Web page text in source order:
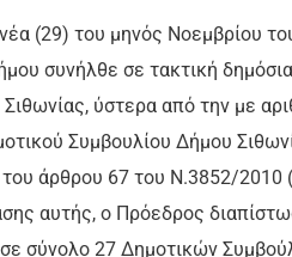
(29) του μηνός Νοεμβρίου
συνήλθε σε τακτική
ύστερα από την με
Συμβουλίου Δήμου
του άρθρου 67 του Ν.3852/
αυτής, ο Πρόεδρος
σύνολο 27 Δημοτικών